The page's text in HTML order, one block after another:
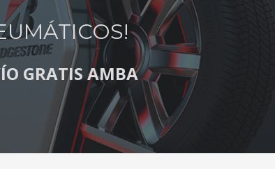
GRATIS AMBA